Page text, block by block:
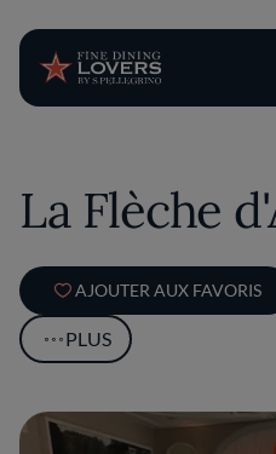
La Flèche
AJOUTER AUX FAVORIS
PLUS